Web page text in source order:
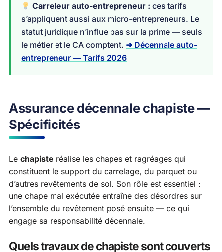
Carreleur auto-entrepreneur : ces tarifs
s’appliquent aussi aux micro-entrepreneurs. Le
statut juridique n’influe pas sur la prime — seuls
le métier et le CA comptent. ➜ Décennale auto-
entrepreneur — Tarifs 2026
Assurance décennale chapiste —
Spécificités
Le chapiste réalise les chapes et ragréages qui
constituent le support du carrelage, du parquet ou
d’autres revêtements de sol. Son rôle est essentiel :
une chape mal exécutée entraîne des désordres sur
l’ensemble du revêtement posé ensuite — ce qui
engage sa responsabilité décennale.
Quels travaux de chapiste sont couverts